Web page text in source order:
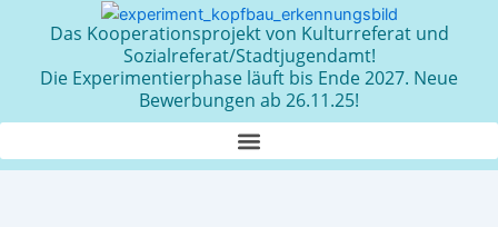
Das Kooperationsprojekt von Kulturreferat und
Sozialreferat/Stadtjugendamt!
Die Experimentierphase läuft bis Ende 2027. Neue
Bewerbungen ab 26.11.25!